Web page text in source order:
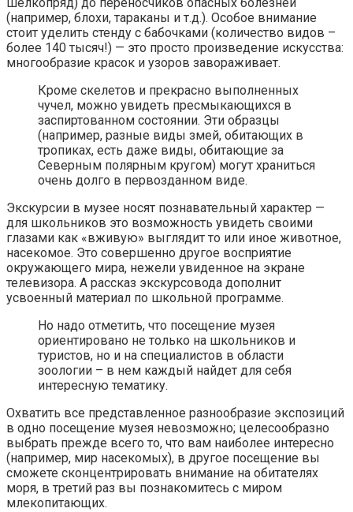
шелкопряд) до переносчиков опасных болезней
(например, блохи, тараканы и т.д.). Особое внимание
стоит уделить стенду с бабочками (количество видов –
более 140 тысяч!) — это просто произведение искусства:
многообразие красок и узоров завораживает.
Кроме скелетов и прекрасно выполненных
чучел, можно увидеть пресмыкающихся в
заспиртованном состоянии. Эти образцы
(например, разные виды змей, обитающих в
тропиках, есть даже виды, обитающие за
Северным полярным кругом) могут храниться
очень долго в первозданном виде.
Экскурсии в музее носят познавательный характер —
для школьников это возможность увидеть своими
глазами как «вживую» выглядит то или иное животное,
насекомое. Это совершенно другое восприятие
окружающего мира, нежели увиденное на экране
телевизора. А рассказ экскурсовода дополнит
усвоенный материал по школьной программе.
Но надо отметить, что посещение музея
ориентировано не только на школьников и
туристов, но и на специалистов в области
зоологии – в нем каждый найдет для себя
интересную тематику.
Охватить все представленное разнообразие экспозиций
в одно посещение музея невозможно; целесообразно
выбрать прежде всего то, что вам наиболее интересно
(например, мир насекомых), в другое посещение вы
сможете сконцентрировать внимание на обитателях
моря, в третий раз вы познакомитесь с миром
млекопитающих.